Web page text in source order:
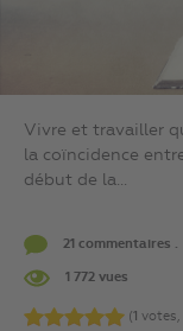
Vivre et travailler
la coïncidence
début de la...
21 commentaires .
1 772 vues
(1 votes,